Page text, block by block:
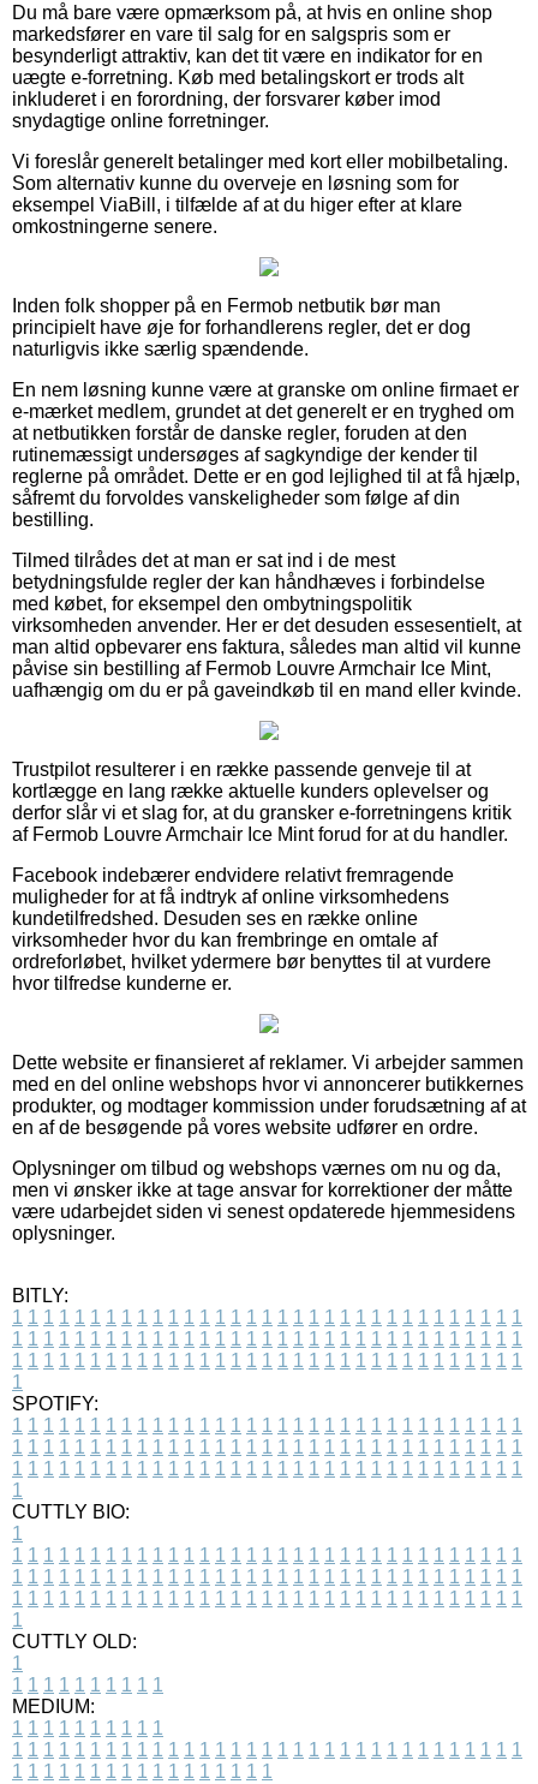
Du må bare være opmærksom på, at hvis en online shop
markedsfører en vare til salg for en salgspris som er
besynderligt attraktiv, kan det tit være en indikator for en
uægte e-forretning. Køb med betalingskort er trods alt
inkluderet i en forordning, der forsvarer køber imod
snydagtige online forretninger.
Vi foreslår generelt betalinger med kort eller mobilbetaling.
Som alternativ kunne du overveje en løsning som for
eksempel ViaBill, i tilfælde af at du higer efter at klare
omkostningerne senere.
Inden folk shopper på en Fermob netbutik bør man
principielt have øje for forhandlerens regler, det er dog
naturligvis ikke særlig spændende.
En nem løsning kunne være at granske om online firmaet er
e-mærket medlem, grundet at det generelt er en tryghed om
at netbutikken forstår de danske regler, foruden at den
rutinemæssigt undersøges af sagkyndige der kender til
reglerne på området. Dette er en god lejlighed til at få hjælp,
såfremt du forvoldes vanskeligheder som følge af din
bestilling.
Tilmed tilrådes det at man er sat ind i de mest
betydningsfulde regler der kan håndhæves i forbindelse
med købet, for eksempel den ombytningspolitik
virksomheden anvender. Her er det desuden essesentielt, at
man altid opbevarer ens faktura, således man altid vil kunne
påvise sin bestilling af Fermob Louvre Armchair Ice Mint,
uafhængig om du er på gaveindkøb til en mand eller kvinde.
Trustpilot resulterer i en række passende genveje til at
kortlægge en lang række aktuelle kunders oplevelser og
derfor slår vi et slag for, at du gransker e-forretningens kritik
af Fermob Louvre Armchair Ice Mint forud for at du handler.
Facebook indebærer endvidere relativt fremragende
muligheder for at få indtryk af online virksomhedens
kundetilfredshed. Desuden ses en række online
virksomheder hvor du kan frembringe en omtale af
ordreforløbet, hvilket ydermere bør benyttes til at vurdere
hvor tilfredse kunderne er.
Dette website er finansieret af reklamer. Vi arbejder sammen
med en del online webshops hvor vi annoncerer butikkernes
produkter, og modtager kommission under forudsætning af at
en af de besøgende på vores website udfører en ordre.
Oplysninger om tilbud og webshops værnes om nu og da,
men vi ønsker ikke at tage ansvar for korrektioner der måtte
være udarbejdet siden vi senest opdaterede hjemmesidens
oplysninger.
BITLY:
1 1 1 1 1 1 1 1 1 1 1 1 1 1 1 1 1 1 1 1 1 1 1 1 1 1 1 1 1 1 1 1 1
1 1 1 1 1 1 1 1 1 1 1 1 1 1 1 1 1 1 1 1 1 1 1 1 1 1 1 1 1 1 1 1 1
1 1 1 1 1 1 1 1 1 1 1 1 1 1 1 1 1 1 1 1 1 1 1 1 1 1 1 1 1 1 1 1 1
1
SPOTIFY:
1 1 1 1 1 1 1 1 1 1 1 1 1 1 1 1 1 1 1 1 1 1 1 1 1 1 1 1 1 1 1 1 1
1 1 1 1 1 1 1 1 1 1 1 1 1 1 1 1 1 1 1 1 1 1 1 1 1 1 1 1 1 1 1 1 1
1 1 1 1 1 1 1 1 1 1 1 1 1 1 1 1 1 1 1 1 1 1 1 1 1 1 1 1 1 1 1 1 1
1
CUTTLY BIO:
1
1 1 1 1 1 1 1 1 1 1 1 1 1 1 1 1 1 1 1 1 1 1 1 1 1 1 1 1 1 1 1 1 1
1 1 1 1 1 1 1 1 1 1 1 1 1 1 1 1 1 1 1 1 1 1 1 1 1 1 1 1 1 1 1 1 1
1 1 1 1 1 1 1 1 1 1 1 1 1 1 1 1 1 1 1 1 1 1 1 1 1 1 1 1 1 1 1 1 1
1
CUTTLY OLD:
1
1 1 1 1 1 1 1 1 1 1
MEDIUM:
1 1 1 1 1 1 1 1 1 1
1 1 1 1 1 1 1 1 1 1 1 1 1 1 1 1 1 1 1 1 1 1 1 1 1 1 1 1 1 1 1 1 1
1 1 1 1 1 1 1 1 1 1 1 1 1 1 1 1 1